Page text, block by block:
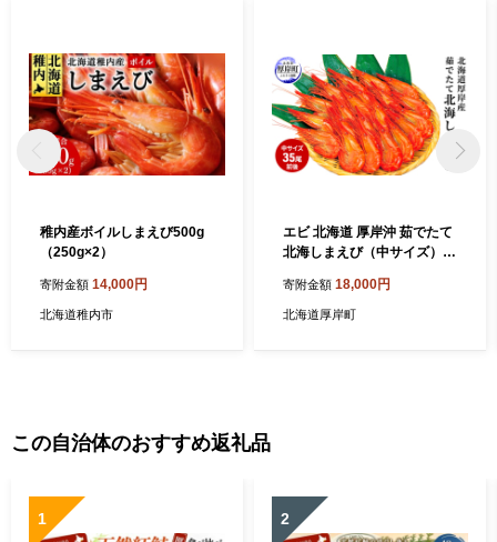
稚内産ボイルしまえび500g
（250g×2）
寄附金額 14,000円
北海道稚内市
エビ 北海道 厚岸沖 茹でたて
北海しまえび（中サイズ）5
しまえび 北海道産 魚介 ]
寄附金額 18,000円
北海道厚岸町
この自治体のおすすめ返礼品
1 2